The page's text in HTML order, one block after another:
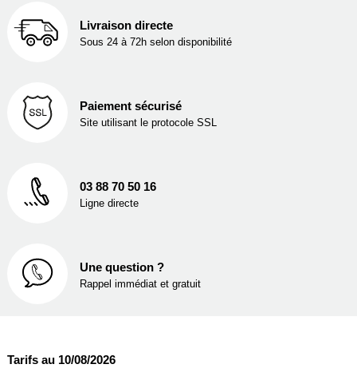
Livraison directe
Sous 24 à 72h selon disponibilité
Paiement sécurisé
Site utilisant le protocole SSL
03 88 70 50 16
Ligne directe
Une question ?
Rappel immédiat et gratuit
Tarifs au 10/08/2026